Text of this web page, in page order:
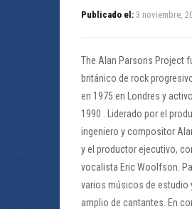
Publicado el: 3 noviembre,
The Alan Parsons Project
británico de rock
en 1975 en Londres y
1990 . Liderado por el
ingeniero y compositor
y el productor ejecutivo,
vocalista Eric Woolfson.
varios músicos de estudio
amplio de cantantes. En